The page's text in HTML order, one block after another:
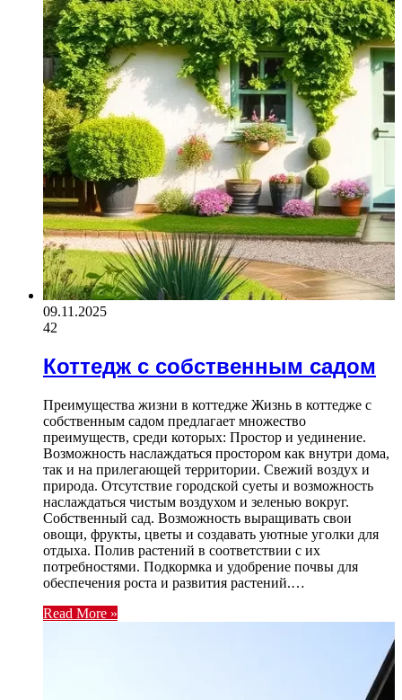
09.11.2025
42
Коттедж с собственным садом
Преимущества жизни в коттедже Жизнь в коттедже с
собственным садом предлагает множество
преимуществ, среди которых: Простор и уединение.
Возможность наслаждаться простором как внутри дома,
так и на прилегающей территории. Свежий воздух и
природа. Отсутствие городской суеты и возможность
наслаждаться чистым воздухом и зеленью вокруг.
Собственный сад. Возможность выращивать свои
овощи, фрукты, цветы и создавать уютные уголки для
отдыха. Полив растений в соответствии с их
потребностями. Подкормка и удобрение почвы для
обеспечения роста и развития растений.…
Read More »